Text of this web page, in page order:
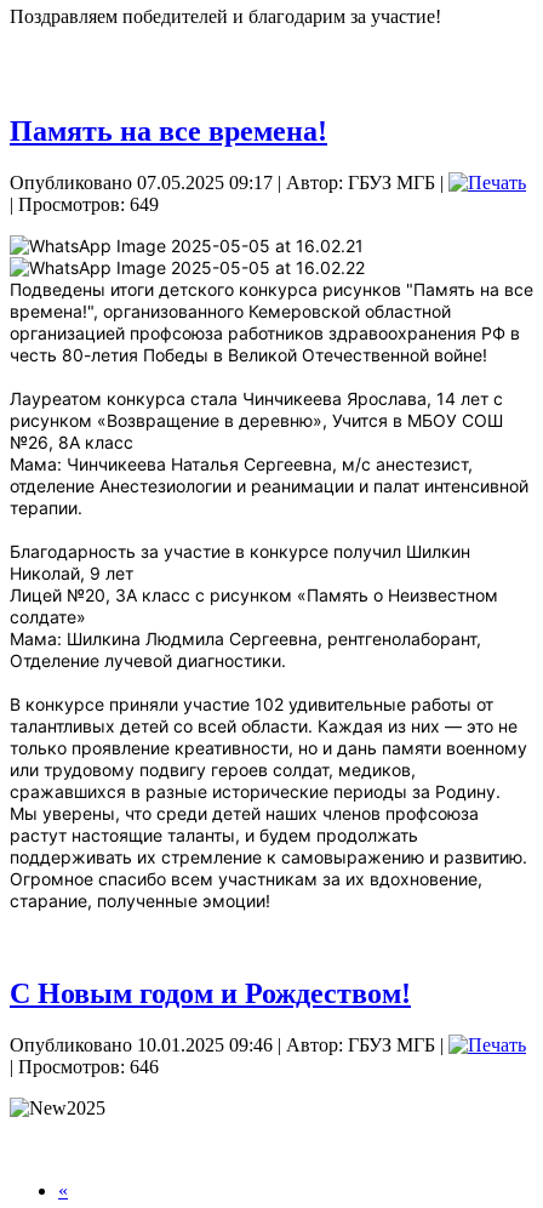
Поздравляем победителей и благодарим за участие!
Память на все времена!
Опубликовано 07.05.2025 09:17 | Автор: ГБУЗ МГБ |
| Просмотров: 649
Подведены итоги детского конкурса рисунков "Память на все
времена!", организованного Кемеровской областной
организацией профсоюза работников здравоохранения РФ в
честь 80-летия Победы в Великой Отечественной войне!
Лауреатом конкурса стала Чинчикеева Ярослава, 14 лет с
рисунком «Возвращение в деревню», Учится в МБОУ СОШ
№26, 8А класс
Мама: Чинчикеева Наталья Сергеевна, м/с анестезист,
отделение Анестезиологии и реанимации и палат интенсивной
терапии.
Благодарность за участие в конкурсе получил Шилкин
Николай, 9 лет
Лицей №20, 3А класс с рисунком «Память о Неизвестном
солдате»
Мама: Шилкина Людмила Сергеевна, рентгенолаборант,
Отделение лучевой диагностики.
В конкурсе приняли участие 102 удивительные работы от
талантливых детей со всей области. Каждая из них — это не
только проявление креативности, но и дань памяти военному
или трудовому подвигу героев солдат, медиков,
сражавшихся в разные исторические периоды за Родину.
Мы уверены, что среди детей наших членов профсоюза
растут настоящие таланты, и будем продолжать
поддерживать их стремление к самовыражению и развитию.
Огромное спасибо всем участникам за их вдохновение,
старание, полученные эмоции!
С Новым годом и Рождеством!
Опубликовано 10.01.2025 09:46 | Автор: ГБУЗ МГБ |
| Просмотров: 646
«